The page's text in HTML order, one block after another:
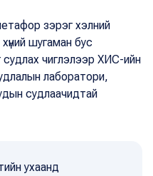
зэрэг хэлний
шугаман бус
судлах чиглэлээр ХИС-ийн
лаборатори,
судлаачидтай
ухаанд